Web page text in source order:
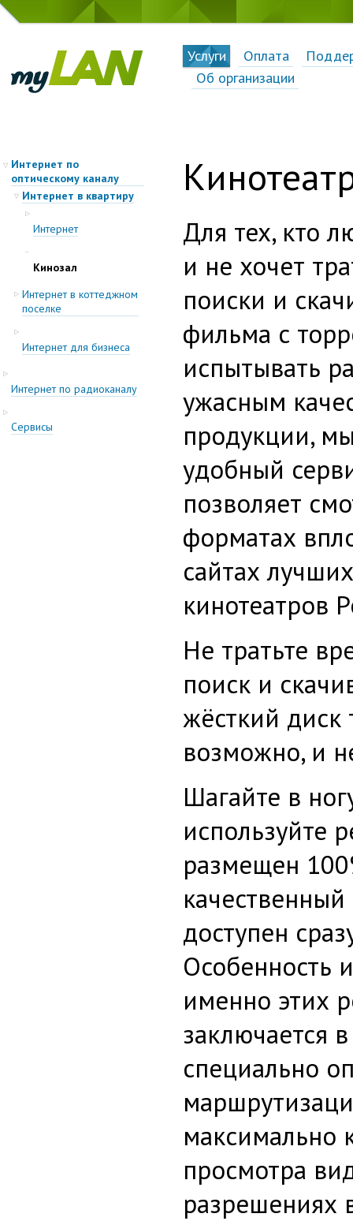
Услуги Оплата
Об организации
Интернет по
оптическому каналу
Интернет в квартиру
Интернет
Кинозал
Интернет в коттеджном
поселке
Интернет для бизнеса
Интернет по радиоканалу
Cервисы
Для тех, кто
и не хочет
поиски и
фильма с
испытывать
ужасным
продукции,
удобный
позволяет
форматах
сайтах
кинотеатров
Не тратьте
поиск и
жёсткий диск
возможно, и
Шагайте в
используйте
размещен
доступен
Особенность
именно этих
заключается
специально
максимально
просмотра
разрешениях